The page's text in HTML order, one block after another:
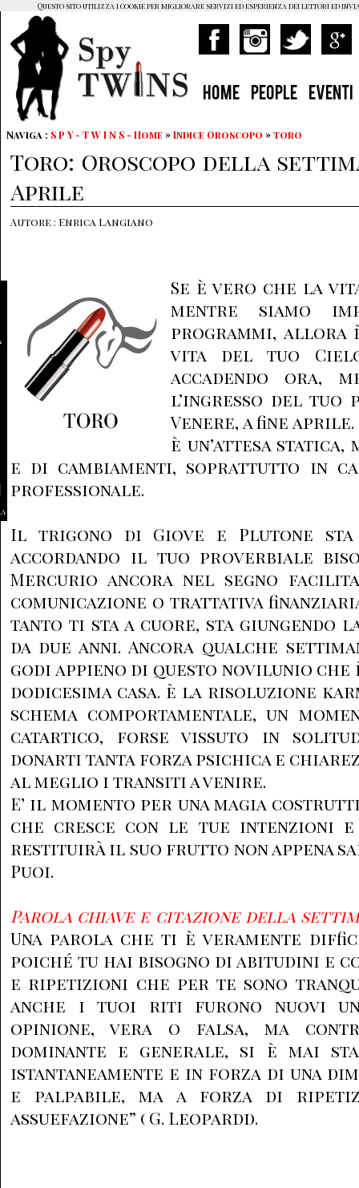
HOME PEOPLE EVENTI
Naviga : S P Y - T W I N S - Home »Indice Oroscopo »toro
Toro: Oroscopo della
Aprile
Autore : Enrica Langiano
Se è vero che la
mentre siamo
programmi, allora
vita del tuo
accadendo ora,
l’ingresso del tuo
Venere, a fine
è un’attesa
e di cambiamenti, soprattutto in
professionale.
Il trigono di Giove e Plutone sta
accordando il tuo proverbiale
Mercurio ancora nel segno
comunicazione o trattativa
tanto ti sta a cuore, sta giungendo
da due anni. Ancora qualche
godi appieno di questo novilunio
dodicesima casa. è la risoluzione
schema comportamentale, un
catartico, forse vissuto in
donarti tanta forza psichica e
al meglio i transiti a venire.
E’ il momento per una magia
che cresce con le tue intenzioni e
restituirà il suo frutto non appena
Puoi.
Parola chiave e citazione della
Una parola che ti è veramente
poiché tu hai bisogno di abitudini e
e ripetizioni che per te sono
anche i tuoi riti furono nuovi un
opinione, vera o falsa, ma
dominante e generale, si è mai
istantaneamente e in forza di una
e palpabile, ma a forza di
assuefazione” ( G. Leopardi).
Questo sito utilizza i cookie per migliorare servizi ed esperienza dei lettori ed